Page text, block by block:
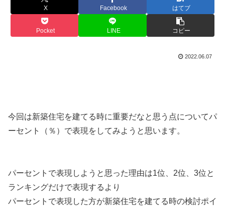
X Facebook はてブ
Pocket LINE コピー
2022.06.07
今回は新築住宅を建てる時に重要だなと思う点についてパ
ーセント（％）で表現をしてみようと思います。
パーセントで表現しようと思った理由は1位、2位、3位と
ランキングだけで表現するより
パーセントで表現した方が新築住宅を建てる時の検討ポイ